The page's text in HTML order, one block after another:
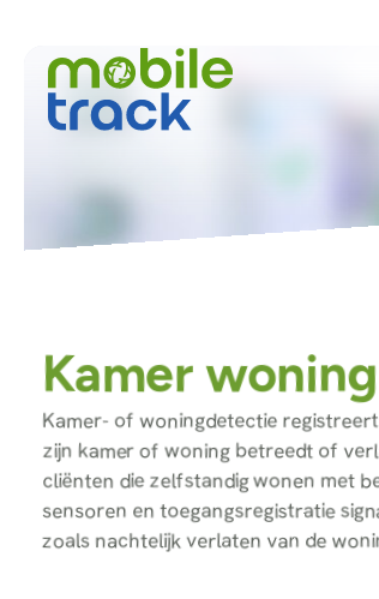
Kamer
Kamer- of woningdetectie
zijn kamer of woning betreedt of
cliënten die zelfstandig wonen met
sensoren en toegangsregistratie
zoals nachtelijk verlaten van de